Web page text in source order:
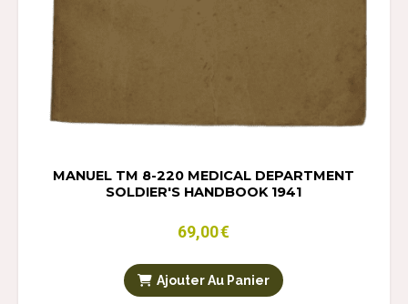
MANUEL TM 8-220 MEDICAL DEPARTMENT
SOLDIER'S HANDBOOK 1941
69,00€
Ajouter Au Panier